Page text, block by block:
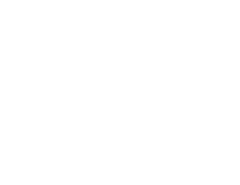
hat begonnen
Chöre für die Jüngsten hatte
als es uns gelang, eines der
der Welt zu engagieren -
mehr als 400 teilnehmenden
seinem Umland wussten sie nicht